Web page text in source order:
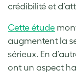
crédibilité et
Cette étude
augmentent la
sérieux. En
ont un aspect